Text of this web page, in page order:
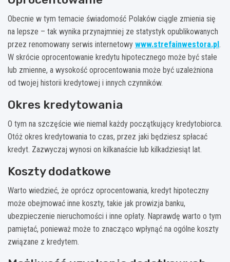
Obecnie w tym temacie świadomość Polaków ciągle zmienia się
na lepsze – tak wynika przynajmniej ze statystyk opublikowanych
przez renomowany serwis internetowy www.strefainwestora.pl.
W skrócie oprocentowanie kredytu hipotecznego może być stałe
lub zmienne, a wysokość oprocentowania może być uzależniona
od twojej historii kredytowej i innych czynników.
Okres kredytowania
O tym na szczęście wie niemal każdy początkujący kredytobiorca.
Otóż okres kredytowania to czas, przez jaki będziesz spłacać
kredyt. Zazwyczaj wynosi on kilkanaście lub kilkadziesiąt lat.
Koszty dodatkowe
Warto wiedzieć, że oprócz oprocentowania, kredyt hipoteczny
może obejmować inne koszty, takie jak prowizja banku,
ubezpieczenie nieruchomości i inne opłaty. Naprawdę warto o tym
pamiętać, ponieważ może to znacząco wpłynąć na ogólne koszty
związane z kredytem.